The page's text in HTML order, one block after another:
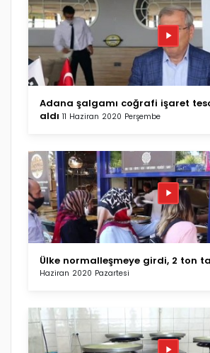
Adana şalgamı coğrafi işaret
aldı 11 Haziran 2020 Perşembe
Ülke normalleşmeye girdi, 2 ton
Haziran 2020 Pazartesi